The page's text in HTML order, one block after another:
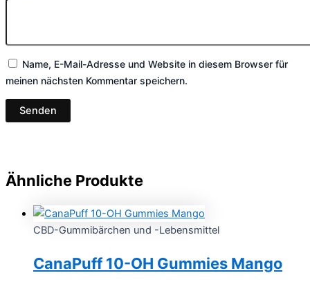
Name, E-Mail-Adresse und Website in diesem Browser für
meinen nächsten Kommentar speichern.
Ähnliche Produkte
CBD-Gummibärchen und -Lebensmittel
CanaPuff 10-OH Gummies Mango